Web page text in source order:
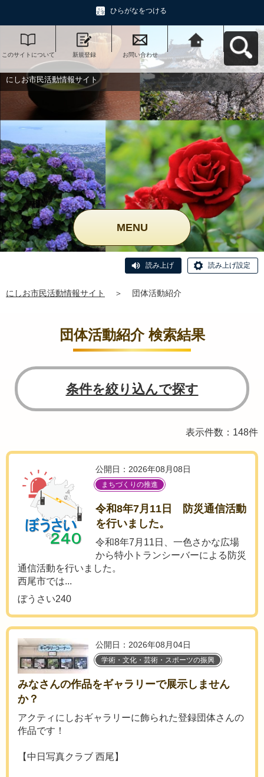
ひらがなをつける
このサイトについて 新規登録 お問い合わせ
にしお市民活動情報
サイトへ戻る
にしお市民活動情報サイト
MENU
読み上げ 読み上げ設定
にしお市民活動情報サイト ＞ 団体活動紹介
団体活動紹介 検索結果
条件を絞り込んで探す
表示件数：148件
公開日：2026年08月08日
まちづくりの推進
令和8年7月11日 防災通信活動
を行いました。
令和8年7月11日、一色さかな広場
から特小トランシーバーによる防災
通信活動を行いました。
西尾市では...
ぼうさい240
公開日：2026年08月04日
学術・文化・芸術・スポーツの振興
みなさんの作品をギャラリーで展示しません
か？
アクティにしおギャラリーに飾られた登録団体さんの
作品です！
【中日写真クラブ 西尾】